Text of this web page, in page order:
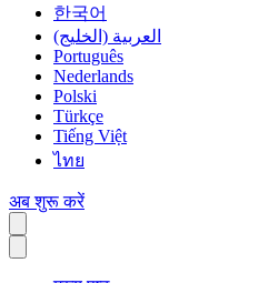
한국어
العربية (الخليج)
Português
Nederlands
Polski
Türkçe
Tiếng Việt
ไทย
अब शुरू करें